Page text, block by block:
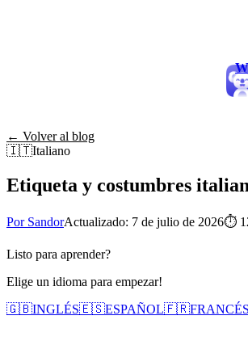
← Volver al blog
🇮🇹Italiano
Etiqueta y costumbres
Por SandorActualizado: 7 de julio de 2026⏱
Listo para aprender?
Elige un idioma para empezar!
🇬🇧INGLÉS🇪🇸ESPAÑOL🇫🇷FRANCÉS